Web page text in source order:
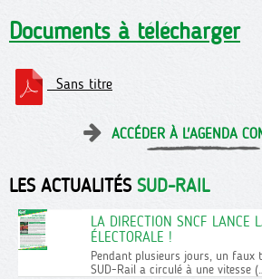
Documents à télécharger
Sans titre
ACCÉDER À L'AGENDA
LES ACTUALITÉS SUD-RAIL
LA DIRECTION SNCF LANCE
ÉLECTORALE !
Pendant plusieurs jours, un
SUD-Rail a circulé à une vitesse